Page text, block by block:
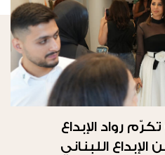
رواد الإبداع
اللبناني